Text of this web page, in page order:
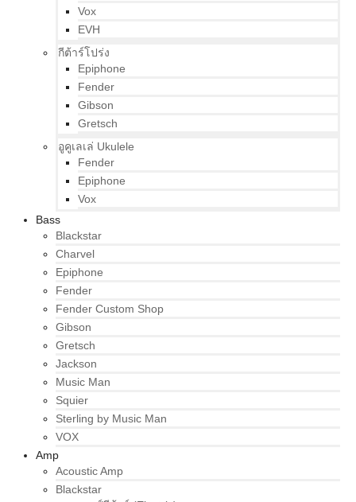
Vox
EVH
กีต้าร์โปร่ง
Epiphone
Fender
Gibson
Gretsch
อูคูเลเล่ Ukulele
Fender
Epiphone
Vox
Bass
Blackstar
Charvel
Epiphone
Fender
Fender Custom Shop
Gibson
Gretsch
Jackson
Music Man
Squier
Sterling by Music Man
VOX
Amp
Acoustic Amp
Blackstar